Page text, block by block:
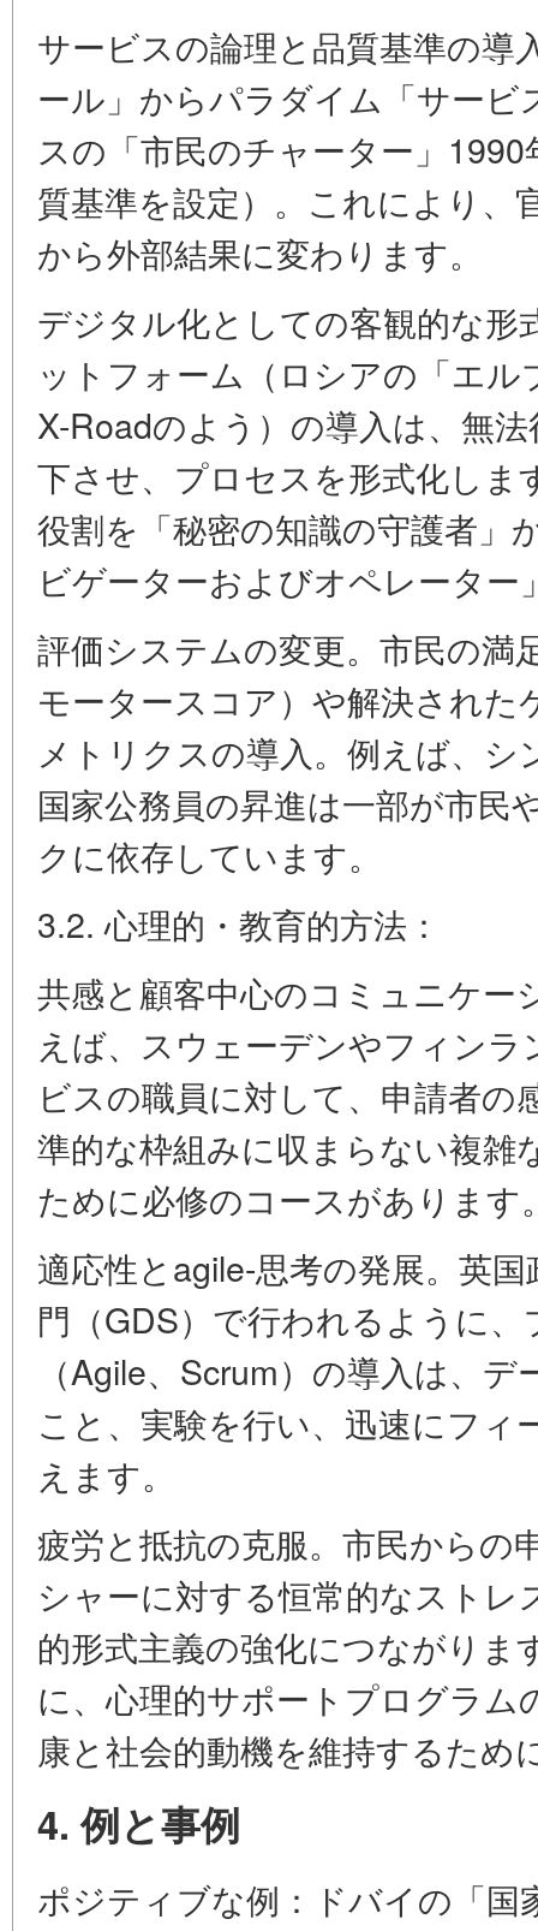
サービスの論理と品質基準の導
ール」からパラダイム「サー
スの「市民のチャーター」
質基準を設定）。これにより、
から外部結果に変わります。
デジタル化としての客観的な形
ットフォーム（ロシアの「エ
X-Roadのよう）の導入は、無
下させ、プロセスを形式化しま
役割を「秘密の知識の守護者」
ビゲーターおよびオペレーター
評価システムの変更。市民の満
モータースコア）や解決され
メトリクスの導入。例えば、
国家公務員の昇進は一部が市民
クに依存しています。
3.2. 心理的・教育的方法：
共感と顧客中心のコミュニケー
えば、スウェーデンやフィン
ビスの職員に対して、申請者の
準的な枠組みに収まらない複雑
ために必修のコースがあります
適応性とagile-思考の発展。英
門（GDS）で行われるように
（Agile、Scrum）の導入は、
こと、実験を行い、迅速にフ
えます。
疲労と抵抗の克服。市民からの
シャーに対する恒常的なストレ
的形式主義の強化につながりま
に、心理的サポートプログラム
康と社会的動機を維持するため
4. 例と事例
ポジティブな例：ドバイの「国